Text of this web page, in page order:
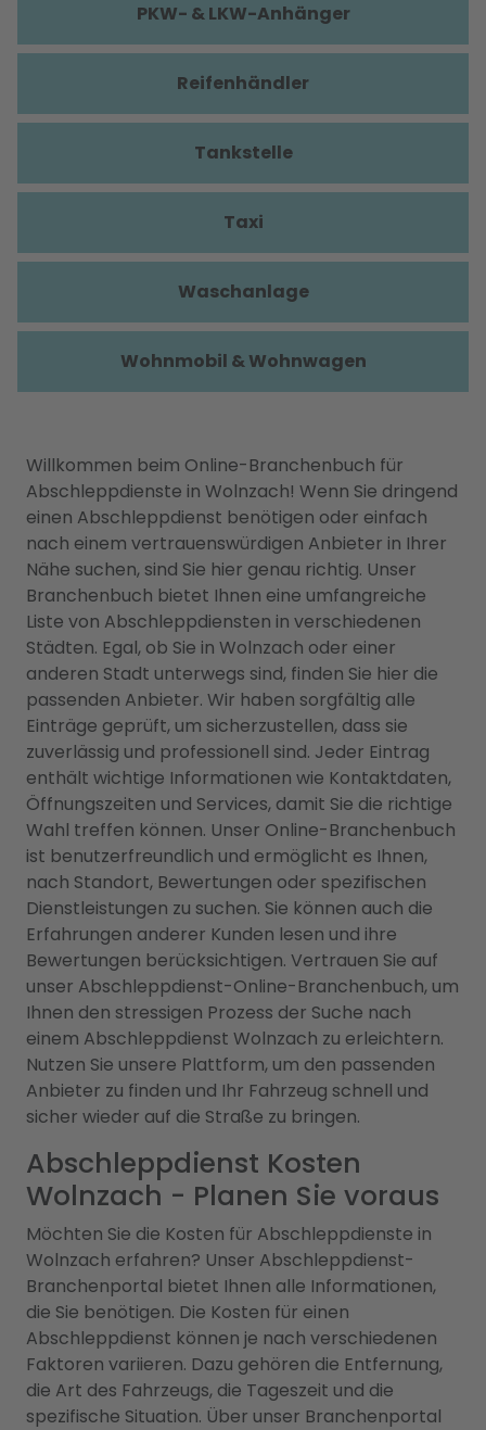
Willkommen beim Online-Branchenbuch für
Abschleppdienste in Wolnzach! Wenn Sie dringend
einen Abschleppdienst benötigen oder einfach
nach einem vertrauenswürdigen Anbieter in Ihrer
Nähe suchen, sind Sie hier genau richtig. Unser
Branchenbuch bietet Ihnen eine umfangreiche
Liste von Abschleppdiensten in verschiedenen
Städten. Egal, ob Sie in Wolnzach oder einer
anderen Stadt unterwegs sind, finden Sie hier die
passenden Anbieter. Wir haben sorgfältig alle
Einträge geprüft, um sicherzustellen, dass sie
zuverlässig und professionell sind. Jeder Eintrag
enthält wichtige Informationen wie Kontaktdaten,
Öffnungszeiten und Services, damit Sie die richtige
Wahl treffen können. Unser Online-Branchenbuch
ist benutzerfreundlich und ermöglicht es Ihnen,
nach Standort, Bewertungen oder spezifischen
Dienstleistungen zu suchen. Sie können auch die
Erfahrungen anderer Kunden lesen und ihre
Bewertungen berücksichtigen. Vertrauen Sie auf
unser Abschleppdienst-Online-Branchenbuch, um
Ihnen den stressigen Prozess der Suche nach
einem Abschleppdienst Wolnzach zu erleichtern.
Nutzen Sie unsere Plattform, um den passenden
Anbieter zu finden und Ihr Fahrzeug schnell und
sicher wieder auf die Straße zu bringen.
Abschleppdienst Kosten
Wolnzach - Planen Sie voraus
Möchten Sie die Kosten für Abschleppdienste in
Wolnzach erfahren? Unser Abschleppdienst-
Branchenportal bietet Ihnen alle Informationen,
die Sie benötigen. Die Kosten für einen
Abschleppdienst können je nach verschiedenen
Faktoren variieren. Dazu gehören die Entfernung,
die Art des Fahrzeugs, die Tageszeit und die
spezifische Situation. Über unser Branchenportal
PKW- & LKW-Anhänger
Reifenhändler
Tankstelle
Taxi
Waschanlage
Wohnmobil & Wohnwagen